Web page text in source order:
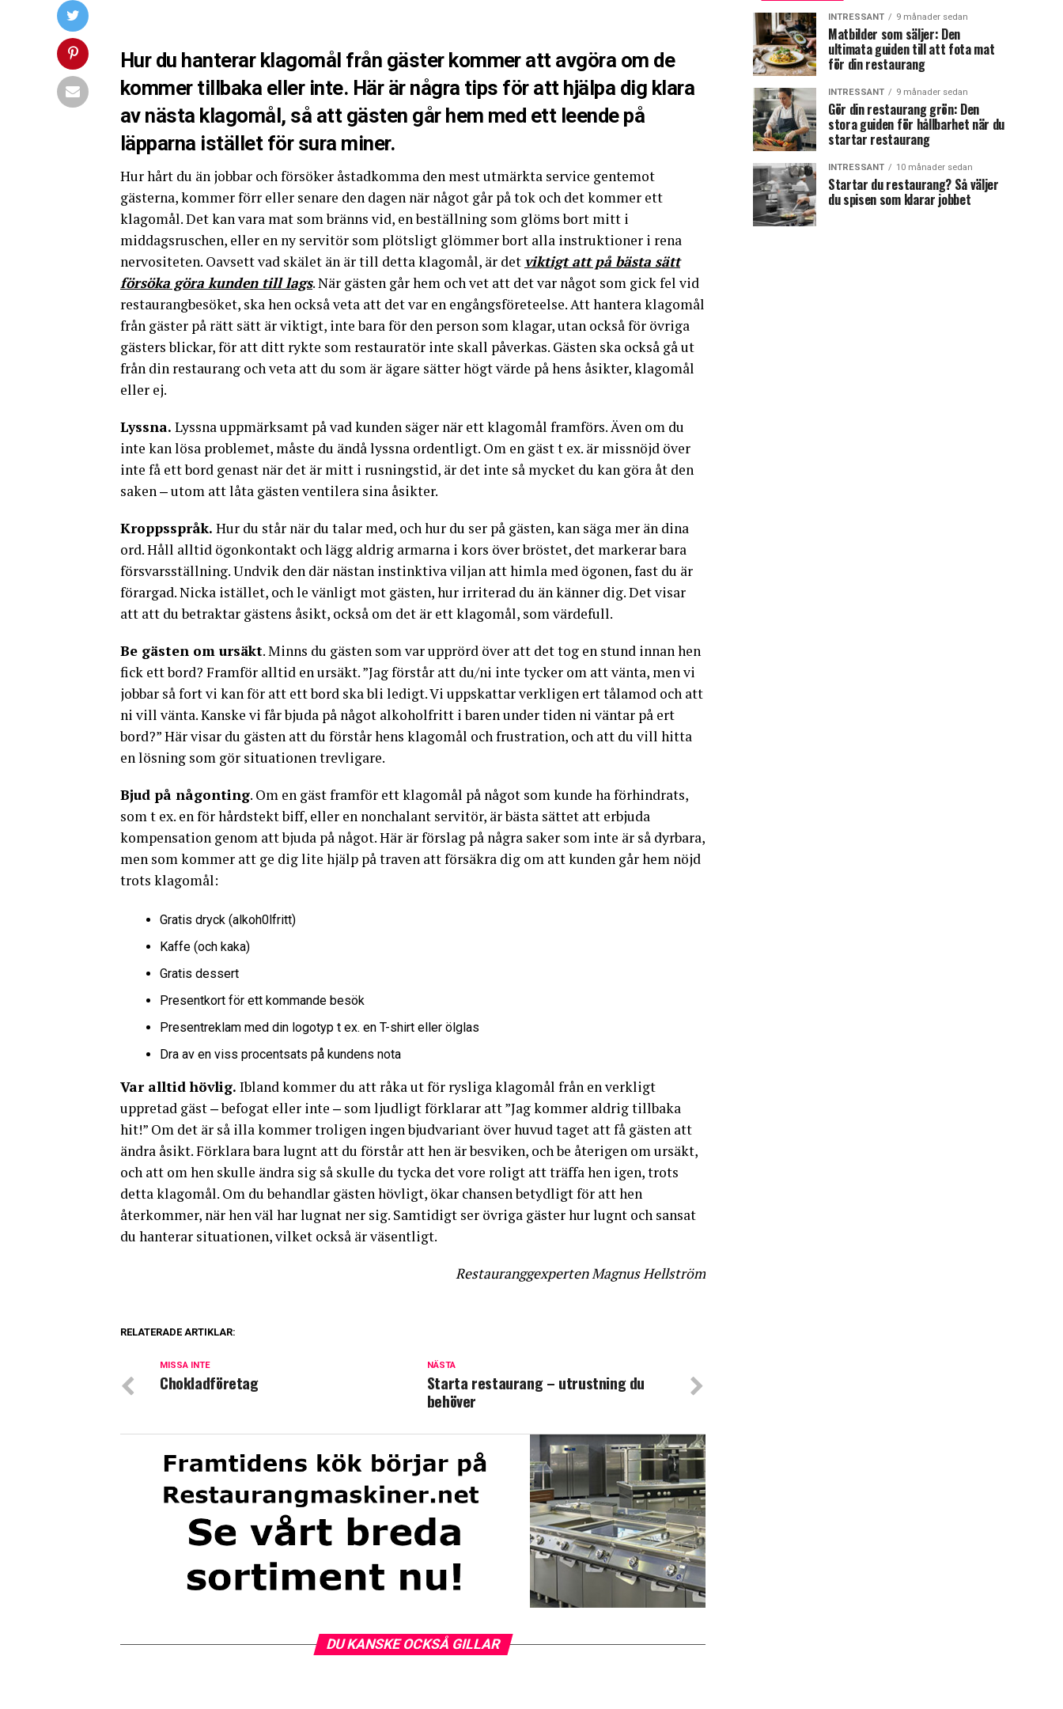
Hur du hanterar klagomål från gäster kommer att avgöra om de
kommer tillbaka eller inte. Här är några tips för att hjälpa dig klara
av nästa klagomål, så att gästen går hem med ett leende på
läpparna istället för sura miner.
Hur hårt du än jobbar och försöker åstadkomma den mest utmärkta service gentemot
gästerna, kommer förr eller senare den dagen när något går på tok och det kommer ett
klagomål. Det kan vara mat som bränns vid, en beställning som glöms bort mitt i
middagsruschen, eller en ny servitör som plötsligt glömmer bort alla instruktioner i rena
nervositeten. Oavsett vad skälet än är till detta klagomål, är det viktigt att på bästa sätt
försöka göra kunden till lags. När gästen går hem och vet att det var något som gick fel vid
restaurangbesöket, ska hen också veta att det var en engångsföreteelse. Att hantera klagomål
från gäster på rätt sätt är viktigt, inte bara för den person som klagar, utan också för övriga
gästers blickar, för att ditt rykte som restauratör inte skall påverkas. Gästen ska också gå ut
från din restaurang och veta att du som är ägare sätter högt värde på hens åsikter, klagomål
eller ej.
Lyssna. Lyssna uppmärksamt på vad kunden säger när ett klagomål framförs. Även om du
inte kan lösa problemet, måste du ändå lyssna ordentligt. Om en gäst t ex. är missnöjd över
inte få ett bord genast när det är mitt i rusningstid, är det inte så mycket du kan göra åt den
saken ‒ utom att låta gästen ventilera sina åsikter.
Kroppsspråk. Hur du står när du talar med, och hur du ser på gästen, kan säga mer än dina
ord. Håll alltid ögonkontakt och lägg aldrig armarna i kors över bröstet, det markerar bara
försvarsställning. Undvik den där nästan instinktiva viljan att himla med ögonen, fast du är
förargad. Nicka istället, och le vänligt mot gästen, hur irriterad du än känner dig. Det visar
att att du betraktar gästens åsikt, också om det är ett klagomål, som värdefull.
Be gästen om ursäkt. Minns du gästen som var upprörd över att det tog en stund innan hen
fick ett bord? Framför alltid en ursäkt. ”Jag förstår att du/ni inte tycker om att vänta, men vi
jobbar så fort vi kan för att ett bord ska bli ledigt. Vi uppskattar verkligen ert tålamod och att
ni vill vänta. Kanske vi får bjuda på något alkoholfritt i baren under tiden ni väntar på ert
bord?” Här visar du gästen att du förstår hens klagomål och frustration, och att du vill hitta
en lösning som gör situationen trevligare.
Bjud på någonting. Om en gäst framför ett klagomål på något som kunde ha förhindrats,
som t ex. en för hårdstekt biff, eller en nonchalant servitör, är bästa sättet att erbjuda
kompensation genom att bjuda på något. Här är förslag på några saker som inte är så dyrbara,
men som kommer att ge dig lite hjälp på traven att försäkra dig om att kunden går hem nöjd
trots klagomål:
Gratis dryck (alkoh0lfritt)
Kaffe (och kaka)
Gratis dessert
Presentkort för ett kommande besök
Presentreklam med din logotyp t ex. en T-shirt eller ölglas
Dra av en viss procentsats på kundens nota
Var alltid hövlig. Ibland kommer du att råka ut för rysliga klagomål från en verkligt
uppretad gäst ‒ befogat eller inte ‒ som ljudligt förklarar att ”Jag kommer aldrig tillbaka
hit!” Om det är så illa kommer troligen ingen bjudvariant över huvud taget att få gästen att
ändra åsikt. Förklara bara lugnt att du förstår att hen är besviken, och be återigen om ursäkt,
och att om hen skulle ändra sig så skulle du tycka det vore roligt att träffa hen igen, trots
detta klagomål. Om du behandlar gästen hövligt, ökar chansen betydligt för att hen
återkommer, när hen väl har lugnat ner sig. Samtidigt ser övriga gäster hur lugnt och sansat
du hanterar situationen, vilket också är väsentligt.
Restauranggexperten Magnus Hellström
RELATERADE ARTIKLAR:
NÄSTA
Starta restaurang – utrustning du
behöver
MISSA INTE
Chokladföretag
DU KANSKE OCKSÅ GILLAR
INTRESSANT 9 månader sedan
Matbilder som säljer: Den
ultimata guiden till att fota mat
för din restaurang
INTRESSANT 9 månader sedan
Gör din restaurang grön: Den
stora guiden för hållbarhet när du
startar restaurang
INTRESSANT 10 månader sedan
Startar du restaurang? Så väljer
du spisen som klarar jobbet